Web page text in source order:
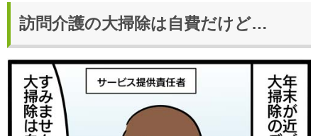
訪問介護の大掃除は自費だけど…